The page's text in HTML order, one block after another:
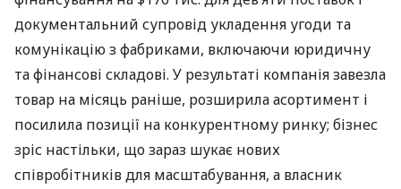
документальний супровід укладення угоди та
комунікацію з фабриками, включаючи юридичну
та фінансові складові. У результаті компанія завезла
товар на місяць раніше, розширила асортимент і
посилила позиції на конкурентному ринку; бізнес
зріс настільки, що зараз шукає нових
співробітників для масштабування, а власник